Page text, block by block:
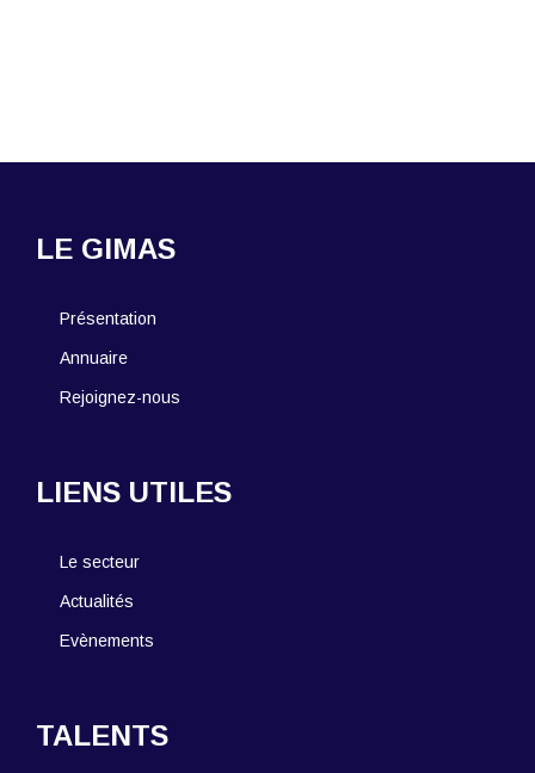
LE GIMAS
Présentation
Annuaire
Rejoignez-nous
LIENS UTILES
Le secteur
Actualités
Evènements
TALENTS